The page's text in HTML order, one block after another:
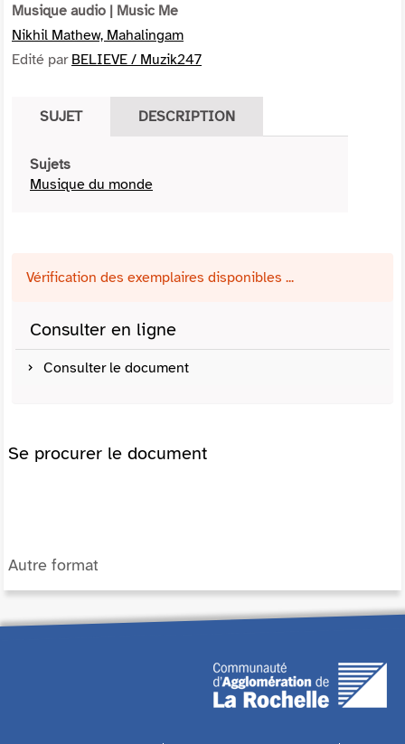
Musique audio | Music Me
Nikhil Mathew, Mahalingam
Edité par BELIEVE / Muzik247
SUJET DESCRIPTION
Sujets
Musique du monde
Vérification des exemplaires disponibles ...
Consulter en ligne
Consulter le document
Se procurer le document
Autre format